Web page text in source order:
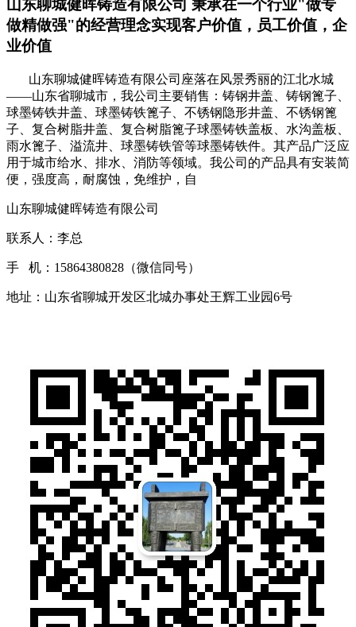
山东聊城健晖铸造有限公司 秉承在一个行业"做专
做精做强"的经营理念实现客户价值，员工价值，企
业价值
山东聊城健晖铸造有限公司座落在风景秀丽的江北水城
——山东省聊城市，我公司主要销售：铸钢井盖、铸钢篦子、
球墨铸铁井盖、球墨铸铁篦子、不锈钢隐形井盖、不锈钢篦
子、复合树脂井盖、复合树脂篦子球墨铸铁盖板、水沟盖板、
雨水篦子、溢流井、球墨铸铁管等球墨铸铁件。其产品广泛应
用于城市给水、排水、消防等领域。我公司的产品具有安装简
便，强度高，耐腐蚀，免维护，自
山东聊城健晖铸造有限公司
联系人：李总
手 机：15864380828（微信同号）
地址：山东省聊城开发区北城办事处王辉工业园6号